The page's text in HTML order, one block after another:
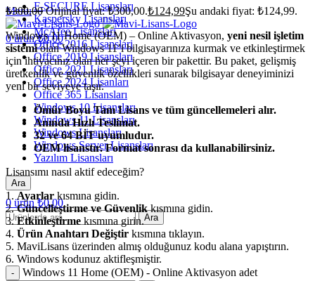
Menu
0ürün ₺0,00
F-SECURE Lisansları
Kaspersky Lisansları
McAfee Lisansları
Office 2016 Lisanslari
Office 2019 Lisansları
Office 2021 Lisansları
Office 2024 Lisanları
Office 365 Lisansları
Windows 10 Lisansları
Windows 11 Lisansları
Windows Lisansları
Windows Server Lisansları
Yazılım Lisansları
Ara
0ürün ₺0,00
Ara
₺300,00 Orijinal fiyat: ₺300,00.₺124,99Şu andaki fiyat: ₺124,99.
Windows 11 Home (OEM) – Online Aktivasyon, yeni nesil işletim
sistemiolan Windows 11’i bilgisayarınıza kurmak ve etkinleştirmek
için ihtiyacınız olan her şeyi içeren bir pakettir. Bu paket, gelişmiş
üretkenlik ve güvenlik özellikleri sunarak bilgisayar deneyiminizi
yeni bir seviyeye taşır.
Ömür Boyu Tam Lisans ve tüm güncellemeleri alır.
Anında Hızlı Teslimat.
32 ve 64 BİT uyumludur.
OEM lisanstır. Format sonrası da kullanabilirsiniz.
Lisansımı nasıl aktif edeceğim?
1. Ayarlar kısmına gidin.
2.Güncelleştirme ve Güvenlikkısmına gidin.
3.Etkinleştirme kısmına girin.
4. Ürün Anahtarı Değiştir kısmına tıklayın.
5. MaviLisans üzerinden almış olduğunuz kodu alana yapıştırın.
6. Windows kodunuz aktifleşmiştir.
Windows 11 Home (OEM) - Online Aktivasyon adet